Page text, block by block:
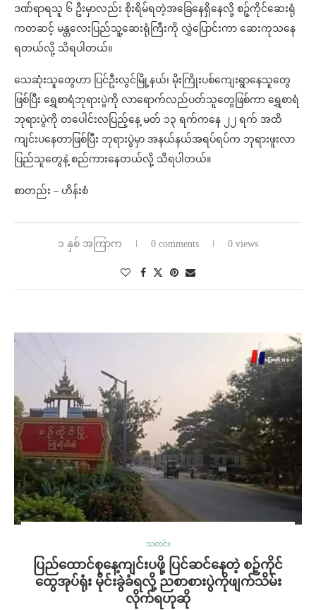
ဒဏ်ရာရသူ ၆ ဦးမှာလည်း စိုးရိမ်ရတဲ့အခြေနေရှိနေလို့ စဉ့်ကိုင်ဆေးရုံ
ကတဆင့် မန္တလေးပြည်သူ့ဆေးရုံကြီးကို လွှဲပြောင်းကာ ဆေးကုသနေ
ရတယ်လို့ သိရပါတယ်။
သေဆုံးသူတွေဟာ ပြင်ဦးလွင်မြို့နယ်၊ မိုးကြိုးပစ်ကျေးရွာနေသူတွေ
ဖြစ်ပြီး ရွှေစာရံဘုရားပွဲကို လာရောက်လည်ပတ်သူတွေဖြစ်ကာ ရွှေစာရံ
ဘုရားပွဲကို တပေါင်းလပြည့်နေ့ မတ် ၁၃ ရက်ကနေ ၂၂ ရက် အထိ
ကျင်းပနေတာဖြစ်ပြီး ဘုရားပွဲမှာ အနယ်နယ်အရပ်ရပ်က ဘုရားဖူးလာ
ပြည်သူတွေနဲ့ စည်ကားနေတယ်လို့ သိရပါတယ်။
စာတည်း – ဟိန်းစံ
၁ နှစ် အကြာက 0 comments 0 views
သတင်း
ပြည်ထောင်စုနေ့ကျင်းပဖို့ ပြင်ဆင်နေတဲ့ စဉ့်ကိုင်
ထွေအုပ်ရုံး မိုင်းခွဲခံရလို့ ညစာစားပွဲကိုဖျက်သိမ်း
လိုက်ရဟုဆို